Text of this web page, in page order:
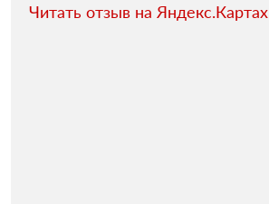
Читать отзыв на Яндекс.Картах